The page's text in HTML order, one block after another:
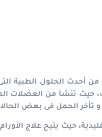
من أحدث الحلول الطبية
تنشأ من العضلات
و تأخر الحمل فى بعض
حيث يتيح علاج